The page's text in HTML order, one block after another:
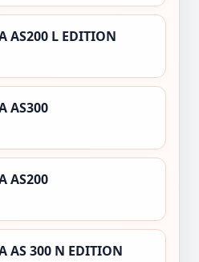
AS200 L EDITION
AS300
AS200
AS 300 N EDITION